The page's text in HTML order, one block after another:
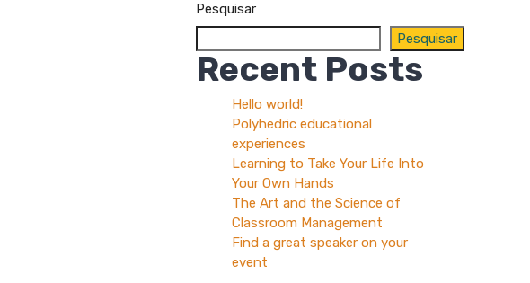
Pesquisar
Pesquisar
Recent Posts
Hello world!
Polyhedric educational
experiences
Learning to Take Your Life Into
Your Own Hands
The Art and the Science of
Classroom Management
Find a great speaker on your
event